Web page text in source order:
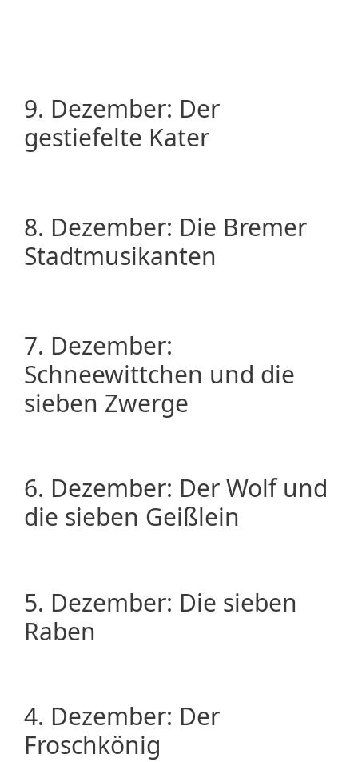
9. Dezember: Der
gestiefelte Kater
8. Dezember: Die Bremer
Stadtmusikanten
7. Dezember:
Schneewittchen und die
sieben Zwerge
6. Dezember: Der Wolf und
die sieben Geißlein
5. Dezember: Die sieben
Raben
4. Dezember: Der
Froschkönig